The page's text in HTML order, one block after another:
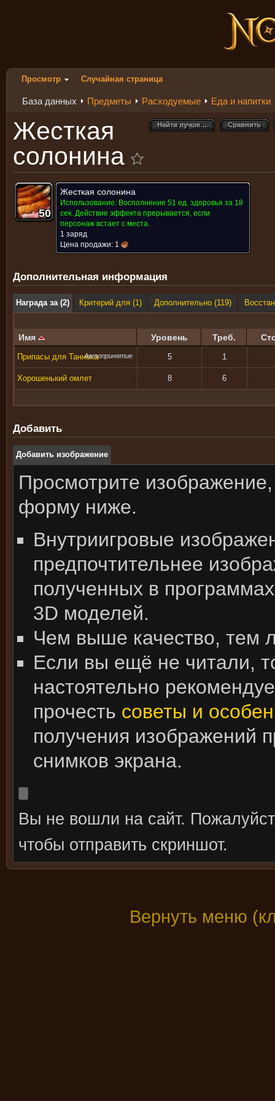
Просмотр Случайная страница
База данных Предметы Расходуемые Еда и напитки
Сравнить
Сравнить
Найти лучше…
Найти лучше…
Жесткая
солонина
50
50
50
50
50
50
50
50
50
Жесткая солонина
Использование: Восполнение 51 ед. здоровья за 18
сек. Действие эффекта прерывается, если
персонаж встает с места.
1 заряд
Цена продажи: 1
Дополнительная информация
Награда за (2) Критерий для (1) Дополнительно (119)
Имя Уровень Треб.
Припасы для ТаннокаАвтопринятие 5 1
Хорошенький омлет 8 6
Добавить
Добавить изображение
Просмотрите изображение,
форму ниже.
Внутриигровые
предпочтительнее
полученных в
3D моделей.
Чем выше качество, тем
Если вы ещё не читали,
настоятельно
прочесть советы и
получения изображений
снимков экрана.
Вы не вошли на сайт.
чтобы отправить скриншот.
Вернуть меню